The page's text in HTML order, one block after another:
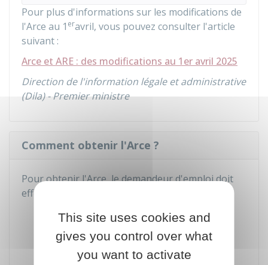
Pour plus d'informations sur les modifications de
l'Arce au 1 eravril, vous pouvez consulter l'article
suivant :
Arce et ARE : des modifications au 1er avril 2025
Direction de l'information légale et administrative
(Dila) - Premier ministre
Comment obtenir l'Arce ?
Pour obtenir l'Arce, le demandeur d'emploi doit
effectuer les démarches suivantes :
Remplir une demande d'Arce auprès de
emploi)
This site uses cookies and
gives you control over what
you want to activate